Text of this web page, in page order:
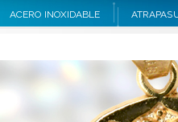
ACERO INOXIDABLE